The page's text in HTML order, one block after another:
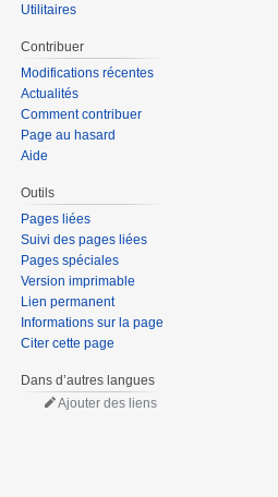
Utilitaires
Contribuer
Modifications récentes
Actualités
Comment contribuer
Page au hasard
Aide
Outils
Pages liées
Suivi des pages liées
Pages spéciales
Version imprimable
Lien permanent
Informations sur la page
Citer cette page
Dans d’autres langues
Ajouter des liens